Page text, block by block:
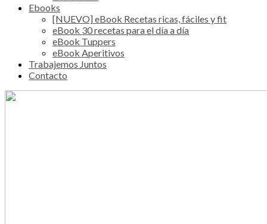
Ebooks
[NUEVO] eBook Recetas ricas, fáciles y fit
eBook 30 recetas para el día a día
eBook Tuppers
eBook Aperitivos
Trabajemos Juntos
Contacto